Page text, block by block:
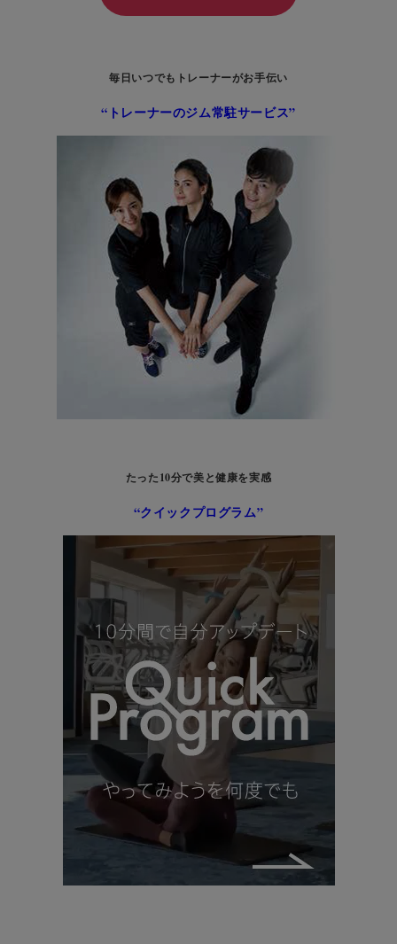
毎日いつでもトレーナーがお手伝い
“トレーナーのジム常駐サービス”
たった10分で美と健康を実感
“クイックプログラム”